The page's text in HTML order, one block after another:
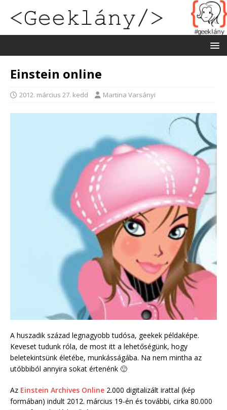
Einstein online
2012. március 27. kedd Martina Varsányi
A huszadik század legnagyobb tudósa, geekek példaképe.
Keveset tudunk róla, de most itt a lehetőségünk, hogy
beletekintsünk életébe, munkásságába. Na nem mintha az
utóbbiból annyira sokat értenénk 🙂
Az Einstein Archives Online 2.000 digitalizált irattal (kép
formában) indult 2012. március 19-én és további, cirka 80.000